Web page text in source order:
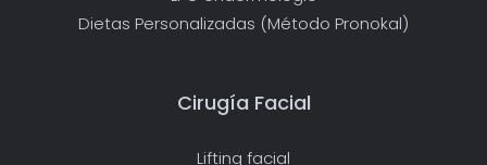
Dietas Personalizadas (Método Pronokal)
Cirugía Facial
Lifting facial